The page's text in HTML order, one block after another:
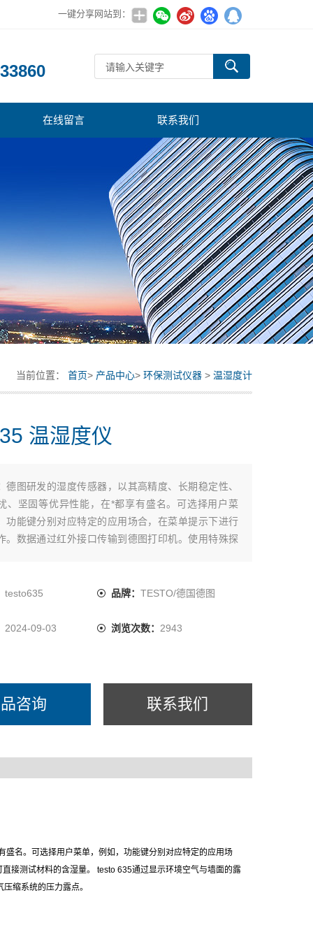
一键分享网站到：
在线留言 联系我们
当前位置： 首页> 产品中心> 环保测试仪器 > 温湿度计
温湿度仪
德图研发的湿度传感器，以其高精度、长期稳定性、
、坚固等优异性能，在*都享有盛名。可选择用户菜
功能键分别对应特定的应用场合，在菜单提示下进行
。数据通过红外接口传输到德图打印机。使用特殊探
的露点值，用于检测空气压缩系统的压力露点
testo635 品牌： TESTO/德国德图
2024-09-03 浏览次数： 2943
咨询 联系我们
名。可选择用户菜单，例如，功能键分别对应特定的应用场
接测试材料的含湿量。
testo 635通过显示环境空气与墙面的露
缩系统的压力露点。